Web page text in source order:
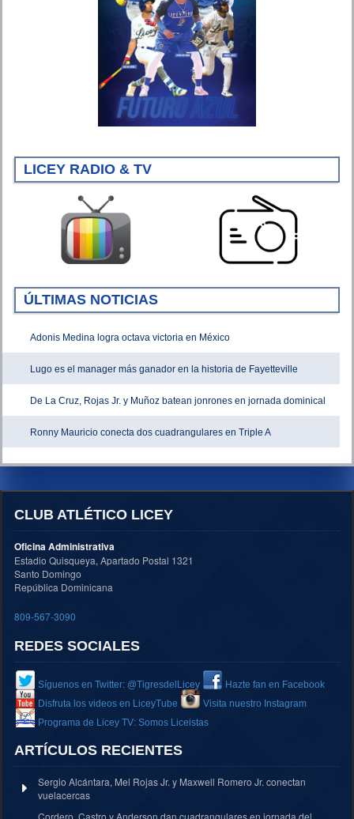
LICEY RADIO & TV
ÚLTIMAS NOTICIAS
Adonis Medina logra octava victoria en México
Lugo es el manager más ganador en la historia de Fayetteville
De La Cruz, Rojas Jr. y Muñoz batean jonrones en jornada dominical
Ronny Mauricio conecta dos cuadrangulares en Triple A
CLUB ATLÉTICO LICEY
Oficina Administrativa
Estadio Quisqueya, Apartado Postal 1321
Santo Domingo
República Dominicana
809-567-3090
REDES SOCIALES
Síguenos en Twitter: @TigresdelLicey
Hazte fan en Facebook
Disfruta los videos en LiceyTube
Visita nuestro Instagram
Programa de Licey TV: Somos Liceistas
ARTÍCULOS RECIENTES
Sergio Alcántara, Mel Rojas Jr. y Maxwell Romero Jr. conectan
vuelacercas
Cordero, Castro y Anderson dan cuadrangulares en jornada del